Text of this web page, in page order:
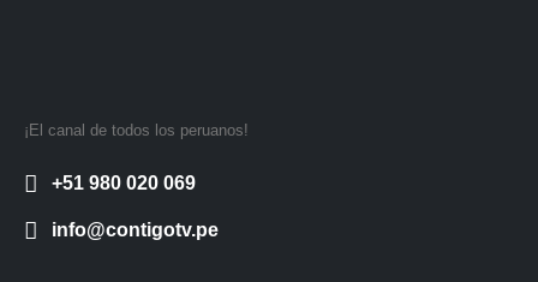
¡El canal de todos los peruanos!
+51 980 020 069
info@contigotv.pe